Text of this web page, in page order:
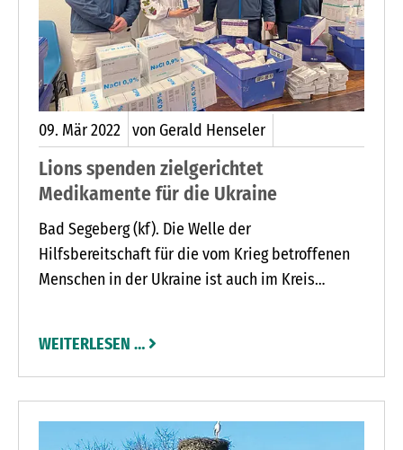
09. Mär2022 von Gerald Henseler
Lions spenden zielgerichtet
Medikamente für die Ukraine
Bad Segeberg (kf). Die Welle der
Hilfsbereitschaft für die vom Krieg betroffenen
Menschen in der Ukraine ist auch im Kreis
Kriegsgebiet möchten viele dem Gefühl der
Ohnmacht etwas entgegensetzen und das Leid
der dort lebenden Menschen mildern.
WEITERLESEN …